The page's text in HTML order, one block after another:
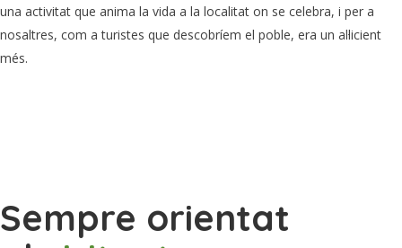
una activitat que anima la vida a la localitat on se celebra, i per a
nosaltres, com a turistes que descobríem el poble, era un al·licient
més.
Sempre orientat